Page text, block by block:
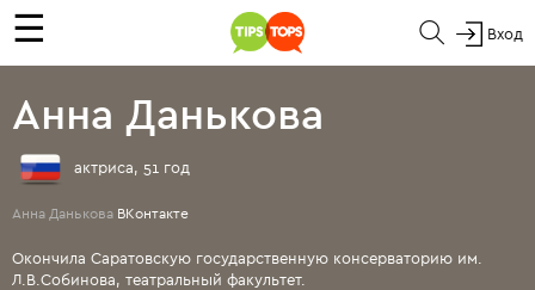
☰ Вход
Анна Данькова
актриса, 51 год
Анна Данькова ВКонтакте
Окончила Саратовскую государственную консерваторию им.
Л.В.Собинова, театральный факультет.